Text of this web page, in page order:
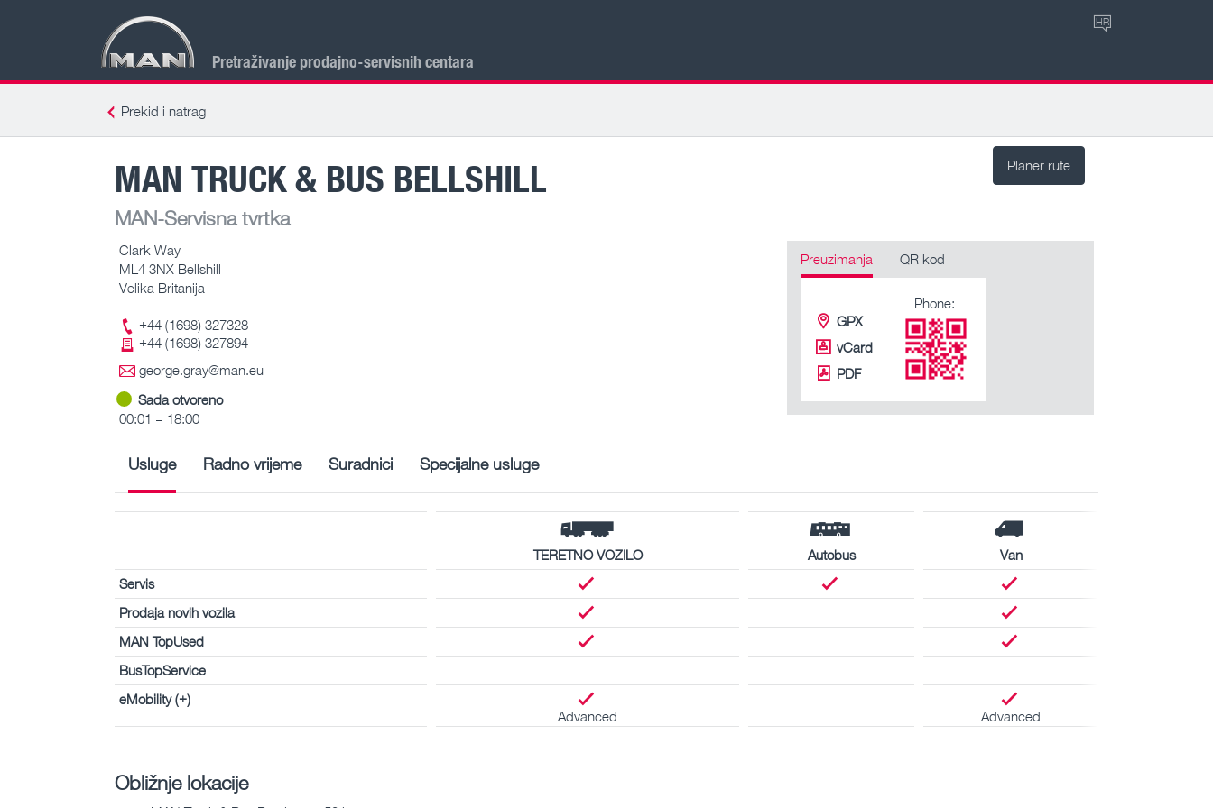
Pretraživanje prodajno-servisnih centara
HR
Prekid i natrag
Planer rute
MAN TRUCK & BUS BELLSHILL
MAN-Servisna tvrtka
Clark Way
ML4 3NX Bellshill
Velika Britanija
+44 (1698) 327328
+44 (1698) 327894
george.gray@man.eu
Sada otvoreno
00:01 – 18:00
Preuzimanja QR kod
GPX
vCard
PDF
Phone:
Usluge Radno vrijeme Suradnici Specijalne usluge
TERETNO VOZILO Autobus
Van
Servis
Prodaja novih vozila
MAN TopUsed
BusTopService
eMobility (+)
Advanced
Advanced
Obližnje lokacije